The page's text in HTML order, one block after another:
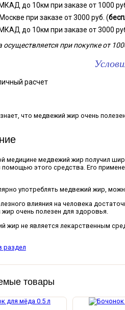
до 10км при заказе от 1000
при заказе от 3000 руб. (
до 10км при заказе от 3000
осуществляется при покупке от
расчет
что медвежий жир очень
медицине медвежий жир получил
помощью этого средства. Его
употреблять медвежий жир,
влияния на человека
очень полезен для здоровья.
жир не является лекарственным
раздел
товары